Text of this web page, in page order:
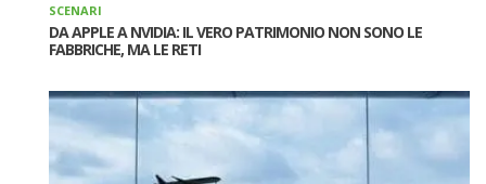
SCENARI
DA APPLE A NVIDIA: IL VERO PATRIMONIO NON SONO LE
FABBRICHE, MA LE RETI